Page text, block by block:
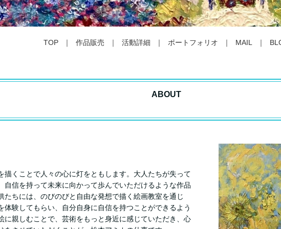
TOP 作品販売 活動詳細 ポートフォリオ MAIL
ABOUT
描くことで人々の心に灯をともします。大人たちが失って
自信を持って未来に向かって歩んでいただけるような作品
たちには、のびのびと自由な発想で描く絵画教室を通じ
体験してもらい、自分自身に自信を持つことができるよう
に親しむことで、芸術をもっと身近に感じていただき、心